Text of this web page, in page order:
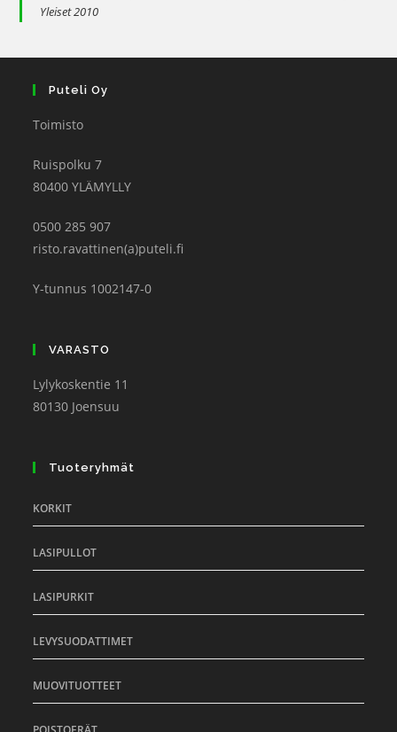
Yleiset 2010
Puteli Oy
Toimisto
Ruispolku 7
80400 YLÄMYLLY
0500 285 907
risto.ravattinen(a)puteli.fi
Y-tunnus 1002147-0
VARASTO
Lylykoskentie 11
80130 Joensuu
Tuoteryhmät
KORKIT
LASIPULLOT
LASIPURKIT
LEVYSUODATTIMET
MUOVITUOTTEET